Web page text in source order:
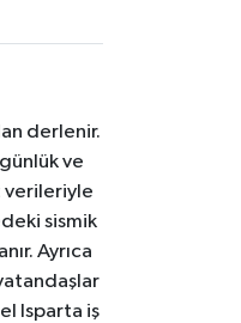
derlenir.
ve
verileriyle
sismik
Ayrıca
Isparta iş